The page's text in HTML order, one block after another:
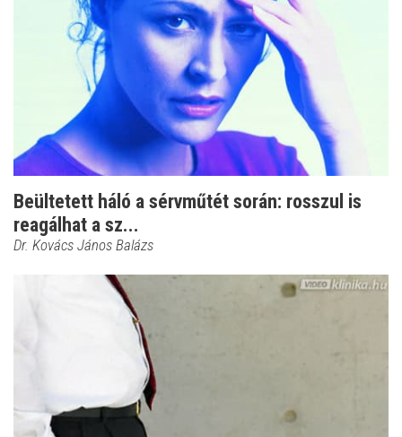
Beültetett háló a sérvműtét során: rosszul is
reagálhat a sz...
Dr. Kovács János Balázs